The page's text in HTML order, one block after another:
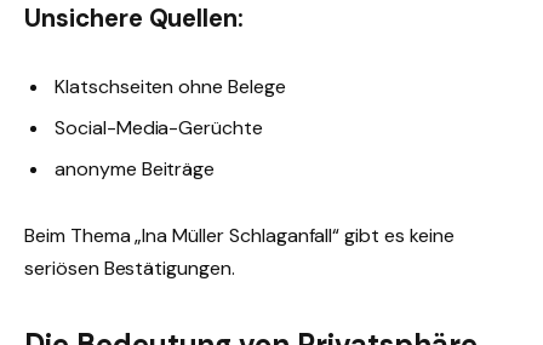
Unsichere Quellen:
Klatschseiten ohne Belege
Social-Media-Gerüchte
anonyme Beiträge
Beim Thema „Ina Müller Schlaganfall“ gibt es keine
seriösen Bestätigungen.